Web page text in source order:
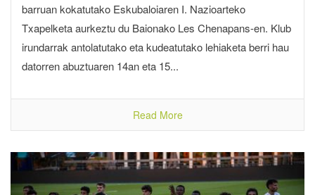
barruan kokatutako Eskubaloiaren I. Nazioarteko
Txapelketa aurkeztu du Baionako Les Chenapans-en. Klub
irundarrak antolatutako eta kudeatutako lehiaketa berri hau
datorren abuztuaren 14an eta 15...
Read More